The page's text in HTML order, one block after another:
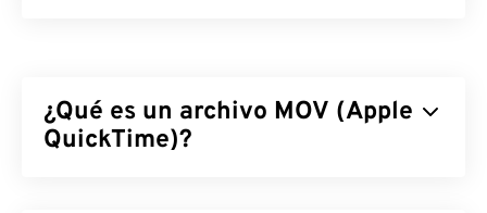
variable (VBR), lo que significa que ajusta el ancho
de banda según la dificultad o facilidad de
¿Qué es un archivo MOV (Apple
QuickTime)?